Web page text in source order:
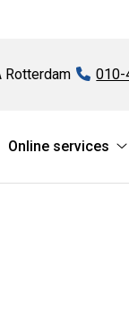
Rotterdam Tel:
010-
Online services